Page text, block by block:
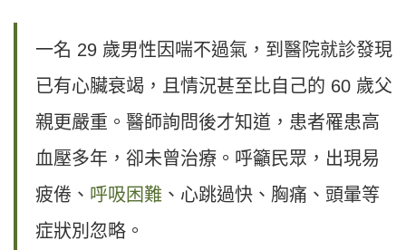
一名 29 歲男性因喘不過氣，到醫院就診發現
已有心臟衰竭，且情況甚至比自己的 60 歲父
親更嚴重。醫師詢問後才知道，患者罹患高
血壓多年，卻未曾治療。呼籲民眾，出現易
疲倦、 呼吸困難 、心跳過快、胸痛、頭暈等
症狀別忽略。